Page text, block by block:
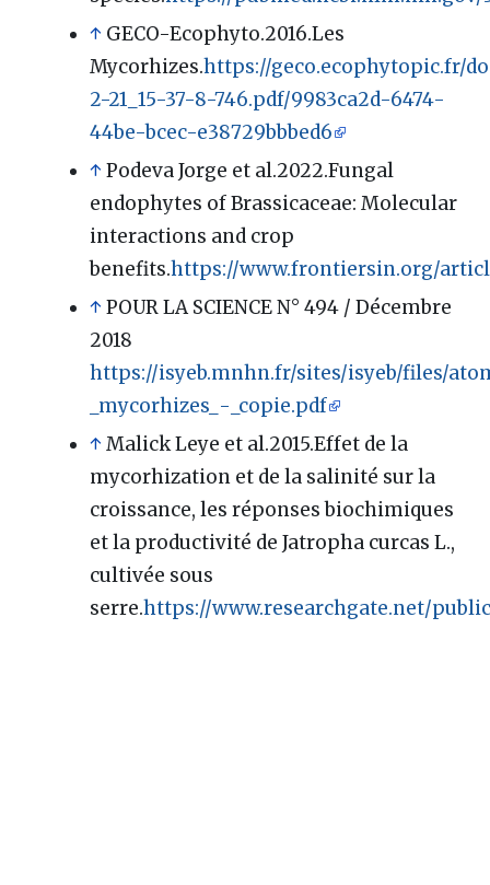
↑ GECO-Ecophyto.2016.Les
Mycorhizes.https://geco.ecophytopic.fr/
2-21_15-37-8-746.pdf/9983ca2d-6474-
44be-bcec-e38729bbbed6
↑Podeva Jorge et al.2022.Fungal
endophytes of Brassicaceae: Molecular
interactions and crop
benefits.https://www.frontiersin.org/
↑POUR LA SCIENCE N° 494 / Décembre
2018
https://isyeb.mnhn.fr/sites/isyeb/files/
_mycorhizes_-_copie.pdf
↑Malick Leye et al.2015.Effet de la
mycorhization et de la salinité sur la
croissance, les réponses biochimiques
et la productivité de Jatropha curcas L.,
cultivée sous
serre.https://www.researchgate.net/